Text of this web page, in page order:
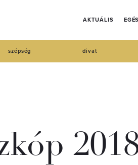
AKTUÁLIS
szépség divat